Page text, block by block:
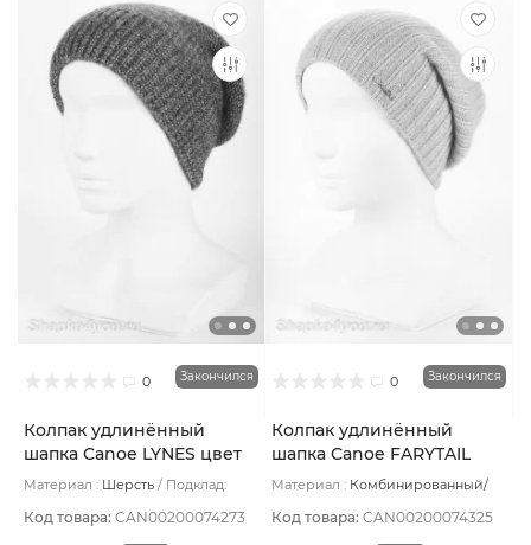
0 Закончился
Колпак удлинённый
шапка Canoe LYNES цвет
Золотой
Материал : Шерсть
Подклад:
Код товара: CAN00200074273
0 Закончился
Колпак удлинённый
шапка Canoe FARYTAIL
цвет Серый светлый
Материал : Комбинированный/
Шерстяной подвяз
Код товара: CAN00200074325